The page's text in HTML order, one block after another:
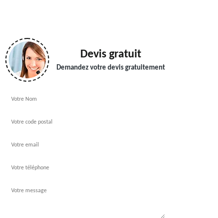
Devis gratuit
Demandez votre devis gratuitement